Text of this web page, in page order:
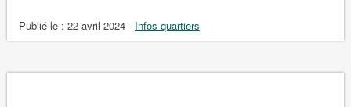
Publié le : 22 avril 2024 - Infos quartiers